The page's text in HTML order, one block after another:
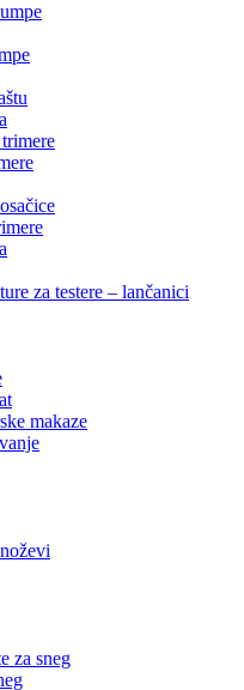
za testere – lančanici
makaze
za sneg